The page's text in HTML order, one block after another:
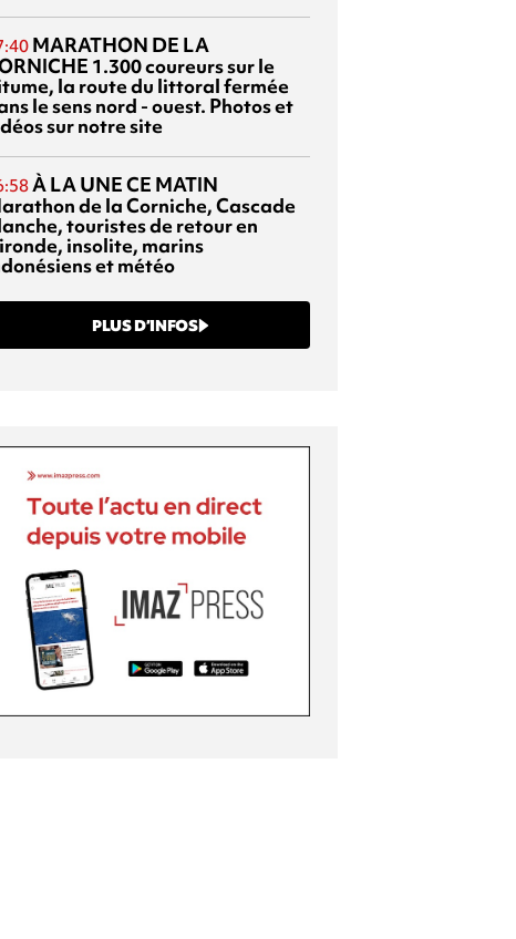
MARATHON DE LA
1.300 coureurs sur le
la route du littoral fermée
le sens nord - ouest. Photos et
sur notre site
À LA UNE CE MATIN
de la Corniche, Cascade
touristes de retour en
insolite, marins
et météo
PLUS D’INFOS